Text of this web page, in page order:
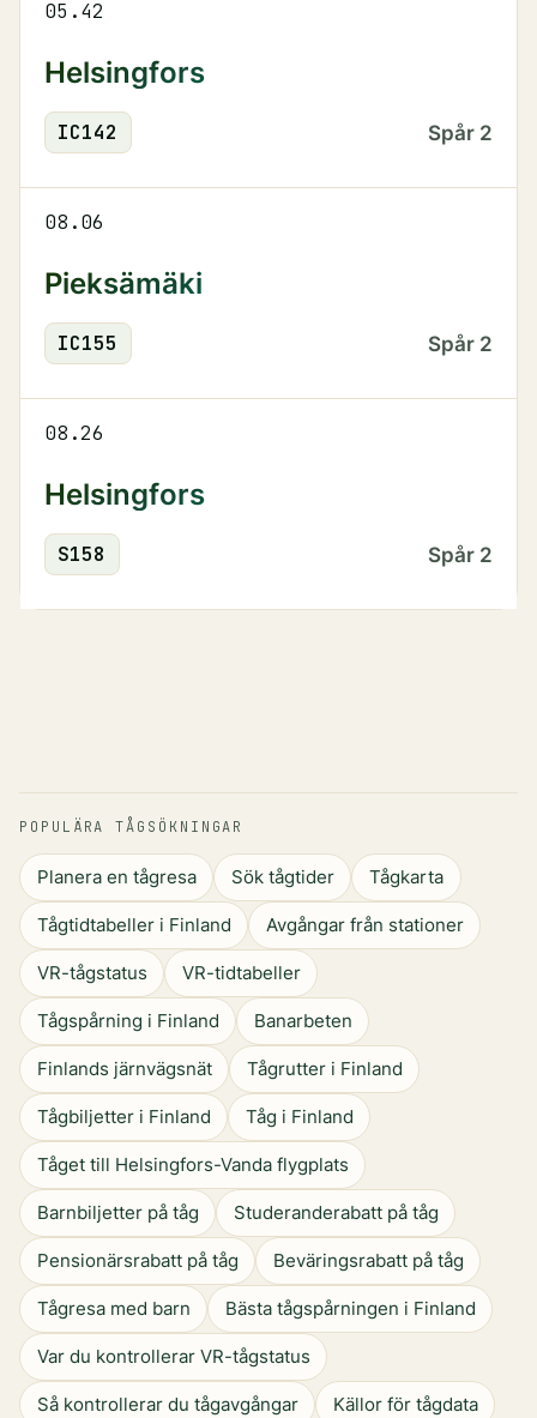
05.42
Helsingfors
IC142 Spår 2
08.06
Pieksämäki
IC155 Spår 2
08.26
Helsingfors
S158 Spår 2
POPULÄRA TÅGSÖKNINGAR
Planera en tågresa Sök tågtider Tågkarta
Tågtidtabeller i Finland Avgångar från stationer
VR-tågstatus VR-tidtabeller
Tågspårning i Finland Banarbeten
Finlands järnvägsnät Tågrutter i Finland
Tågbiljetter i Finland Tåg i Finland
Tåget till Helsingfors-Vanda flygplats
Barnbiljetter på tåg Studeranderabatt på tåg
Pensionärsrabatt på tåg Beväringsrabatt på tåg
Tågresa med barn Bästa tågspårningen i Finland
Var du kontrollerar VR-tågstatus
Så kontrollerar du tågavgångar Källor för tågdata